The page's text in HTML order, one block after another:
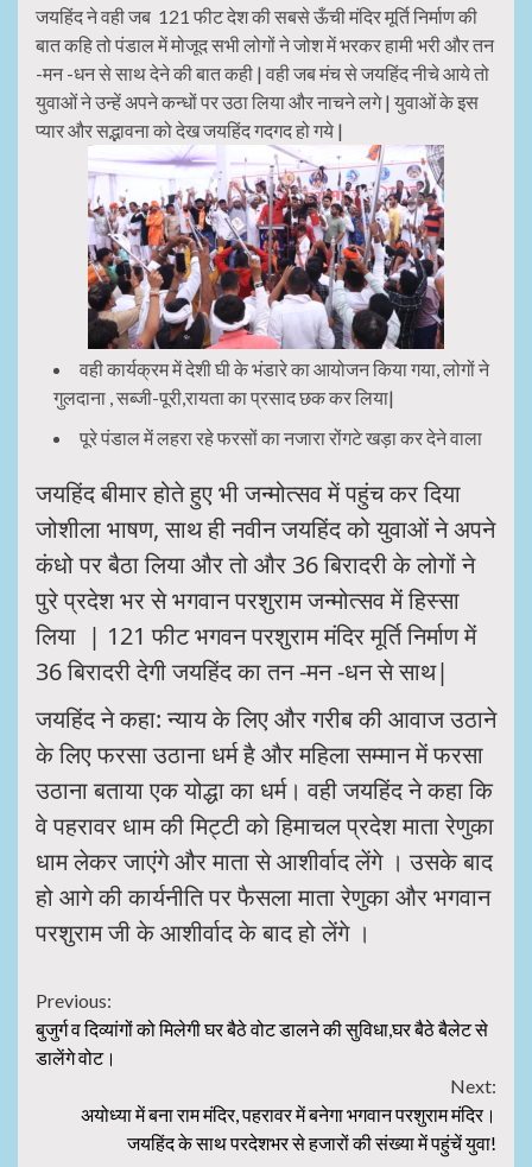
जयहिंद ने वही जब 121 फीट देश की सबसे ऊँची मंदिर मूर्ति निर्माण की
बात कहि तो पंडाल में मोजूद सभी लोगों ने जोश में भरकर हामी भरी और तन
-मन -धन से साथ देने की बात कही | वही जब मंच से जयहिंद नीचे आये तो
युवाओं ने उन्हें अपने कन्धों पर उठा लिया और नाचने लगे | युवाओं के इस
प्यार और सद्भावना को देख जयहिंद गदगद हो गये |
वही कार्यक्रम में देशी घी के भंडारे का आयोजन किया गया, लोगों ने
गुलदाना , सब्जी-पूरी,रायता का प्रसाद छक कर लिया|
पूरे पंडाल में लहरा रहे फरसों का नजारा रोंगटे खड़ा कर देने वाला
जयहिंद बीमार होते हुए भी जन्मोत्सव में पहुंच कर दिया
जोशीला भाषण, साथ ही नवीन जयहिंद को युवाओं ने अपने
कंधो पर बैठा लिया औरतो और 36 बिरादरी के लोगों ने
पुरे प्रदेश भर से भगवान परशुराम जन्मोत्सव में हिस्सा
लिया | 121 फीट भगवन परशुराम मंदिर मूर्ति निर्माण में
36 बिरादरी देगी जयहिंद का तन -मन -धन से साथ|
जयहिंद ने कहा: न्याय के लिए और गरीब की आवाज उठाने
के लिए फरसा उठाना धर्म है और महिला सम्मान में फरसा
उठाना बताया एक योद्धा का धर्म। वही जयहिंद ने कहा कि
वे पहरावर धाम की मिट्टी को हिमाचल प्रदेश माता रेणुका
धाम लेकर जाएंगे और माता से आशीर्वाद लेंगे । उसके बाद
हो आगे की कार्यनीति पर फैसला माता रेणुका और भगवान
परशुराम जी के आशीर्वाद के बाद हो लेंगे ।
Continue
Reading
Previous:
बुजुर्ग व दिव्यांगों को मिलेगी घर बैठे वोट डालने की सुविधा,घर बैठे बैलेट से
डालेंगे वोट।
Next:
अयोध्या में बना राम मंदिर, पहरावर में बनेगा भगवान परशुराम मंदिर।
जयहिंद के साथ परदेशभर से हजारों की संख्या में पहुंचें युवा!